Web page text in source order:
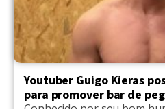
Youtuber Guigo Kieras
para promover bar de